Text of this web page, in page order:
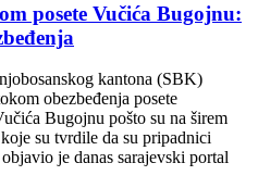
posete Vučića Bugojnu:
kantona (SBK)
obezbeđenja posete
Bugojnu pošto su na širem
su tvrdile da su pripadnici
je danas sarajevski portal